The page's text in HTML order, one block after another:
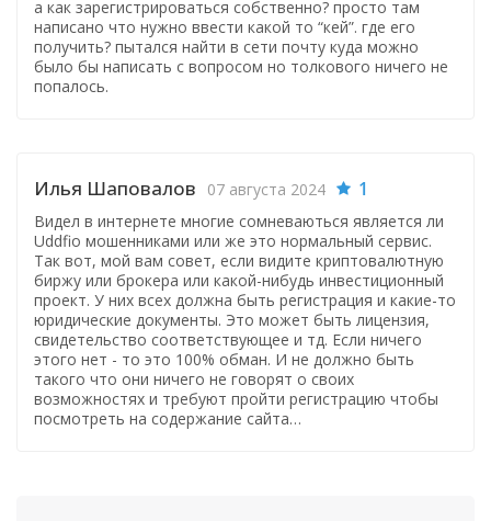
а как зарегистрироваться собственно? просто там
написано что нужно ввести какой то “кей”. где его
получить? пытался найти в сети почту куда можно
было бы написать с вопросом но толкового ничего не
попалось.
Илья Шаповалов 07 августа 2024 1
Видел в интернете многие сомневаються является ли
Uddfio мошенниками или же это нормальный сервис.
Так вот, мой вам совет, если видите криптовалютную
биржу или брокера или какой-нибудь инвестиционный
проект. У них всех должна быть регистрация и какие-то
юридические документы. Это может быть лицензия,
свидетельство соответствующее и тд. Если ничего
этого нет - то это 100% обман. И не должно быть
такого что они ничего не говорят о своих
возможностях и требуют пройти регистрацию чтобы
посмотреть на содержание сайта…